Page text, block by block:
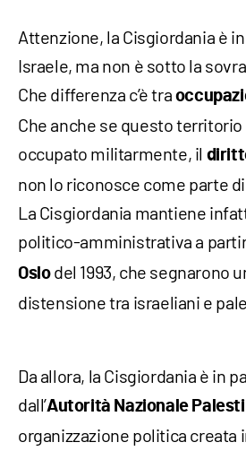
Attenzione, la Cisgiordania è
Israele, ma non è sotto la
Che differenza c’è tra
Che anche se questo territorio
occupato militarmente, il
non lo riconosce come parte di
La Cisgiordania mantiene
politico-amministrativa a
Oslodel 1993, che segnarono
distensione tra israeliani e
Da allora, la Cisgiordania è in
dall’Autorità Nazionale
organizzazione politica creata